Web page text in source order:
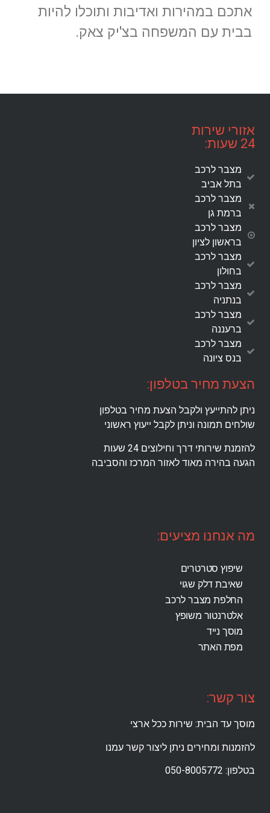
אתכם במהירות ואדיבות ותוכלו להיות
בבית עם המשפחה בצ'יק צאק.
אזורי שירות
24 שעות:
מצבר לרכב
בתל אביב
מצבר לרכב
ברמת גן
מצבר לרכב
בראשון לציון
מצבר לרכב
בחולון
מצבר לרכב
בנתניה
מצבר לרכב
ברעננה
מצבר לרכב
בנס ציונה
הצעת מחיר בטלפון:
ניתן להתייעץ ולקבל הצעת מחיר בטלפון
שולחים תמונה וניתן לקבל ייעוץ ראשוני
להזמנת שירותי דרך וחילוצים 24 שעות
הגעה בהירה מאוד לאזור המרכז והסביבה
מה אנחנו מציעים:
שיפוץ סטרטרים
שאיבת דלק שגוי
החלפת מצבר לרכב
אלטרנטור משופץ
מוסך נייד
מפת האתר
צור קשר:
מוסך עד הבית: שירות ככל ארצי
להזמנות ומחירים ניתן ליצור קשר עמנו
בטלפון: 050-8005772